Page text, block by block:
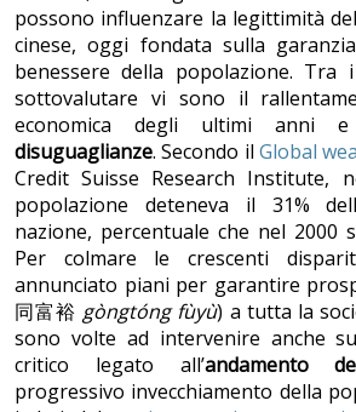
possono influenzare la legittimità
cinese, oggi fondata sulla
benessere della popolazione.
sottovalutare vi sono il
economica degli ultimi anni
disuguaglianze. Secondo il Global
Credit Suisse Research Institute,
popolazione deteneva il 31%
nazione, percentuale che nel 2000
Per colmare le crescenti
annunciato piani per garantire
同富裕 gòngtóng fùyù) a tutta la
sono volte ad intervenire anche
critico legato all’andamento
progressivo invecchiamento della